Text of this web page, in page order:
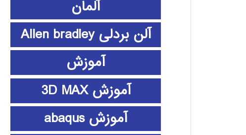
آلمان
آلن بردلی Allen bradley
آموزش
آموزش 3D MAX
آموزش abaqus